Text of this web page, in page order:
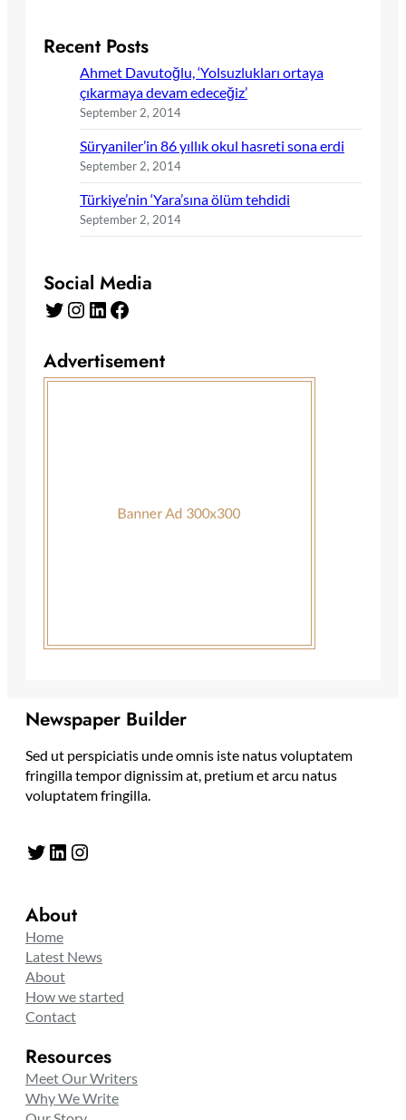
Recent Posts
Ahmet Davutoğlu, ‘Yolsuzlukları ortaya
çıkarmaya devam edeceğiz’
September 2, 2014
Süryaniler’in 86 yıllık okul hasreti sona erdi
September 2, 2014
Türkiye’nin ‘Yara’sına ölüm tehdidi
September 2, 2014
Social Media
Twitter Instagram LinkedIn Facebook
Advertisement
Newspaper Builder
Sed ut perspiciatis unde omnis iste natus voluptatem
fringilla tempor dignissim at, pretium et arcu natus
voluptatem fringilla.
Twitter LinkedIn Instagram
About
Home
Latest News
About
How we started
Contact
Resources
Meet Our Writers
Why We Write